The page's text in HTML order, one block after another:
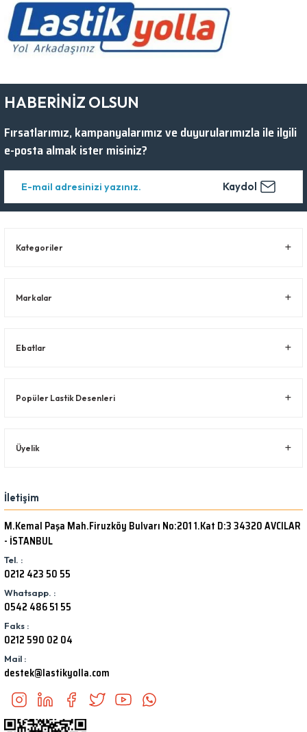
HABERİNİZ OLSUN
Fırsatlarımız, kampanyalarımız ve duyurularımızla ile ilgili
e-posta almak ister misiniz?
Kaydol
Kategoriler
Markalar
Ebatlar
Popüler Lastik Desenleri
Üyelik
İletişim
M.Kemal Paşa Mah.Firuzköy Bulvarı No:201 1.Kat D:3 34320 AVCILAR
- İSTANBUL
Tel. :
0212 423 50 55
Whatsapp. :
0542 486 51 55
Faks :
0212 590 02 04
Mail :
destek@lastikyolla.com